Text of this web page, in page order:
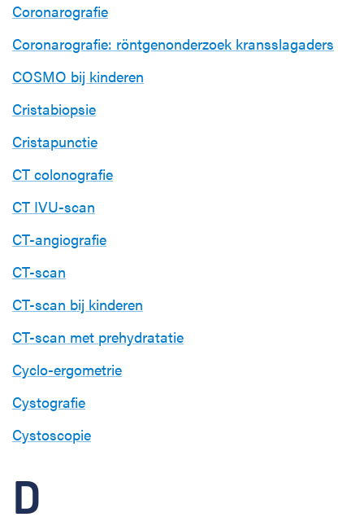
Coronarografie
Coronarografie: röntgenonderzoek kransslagaders
COSMO bij kinderen
Cristabiopsie
Cristapunctie
CT colonografie
CT IVU-scan
CT-angiografie
CT-scan
CT-scan bij kinderen
CT-scan met prehydratatie
Cyclo-ergometrie
Cystografie
Cystoscopie
D